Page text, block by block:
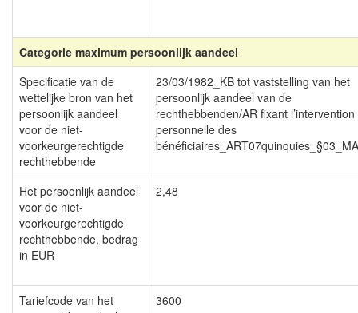
Categorie maximum persoonlijk aandeel
Specificatie van de
wettelijke bron van het
persoonlijk aandeel
voor de niet-
voorkeurgerechtigde
rechthebbende
23/03/1982_KB tot vaststelling van het
persoonlijk aandeel van de
rechthebbenden/AR fixant l’intervention
personnelle des
Het persoonlijk aandeel
voor de niet-
voorkeurgerechtigde
rechthebbende, bedrag
in EUR
2,48
Tariefcode van het
3600